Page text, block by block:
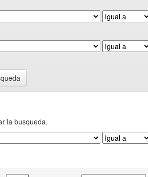
la busqueda.